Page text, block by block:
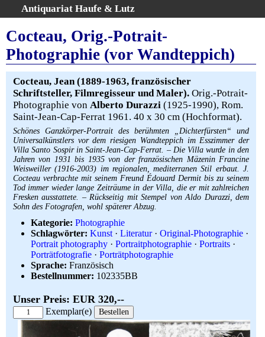
Antiquariat Haufe & Lutz
Home
Gesamtbestand
Erweiterte Suche
Kategorien
Schlagwörter
Warenkorb
AGB
Widerruf
Über uns
Aktuelle Kataloge
Kontakt
Ankauf
Links
Impressum
Cocteau, Orig.-Potrait-
Photographie (vor Wandteppich)
Cocteau, Jean (1889-1963, französischer
Schriftsteller, Filmregisseur und Maler). Orig.-Potrait-
Photographie von Alberto Durazzi (1925-1990), Rom.
Saint-Jean-Cap-Ferrat 1961. 40 x 30 cm (Hochformat).
Schönes Ganzkörper-Portrait des berühmten „Dichterfürsten“ und
Universalkünstlers vor dem riesigen Wandteppich im Esszimmer der
Villa Santo Sospir in Saint-Jean-Cap-Ferrat. – Die Villa wurde in den
Jahren von 1931 bis 1935 von der französischen Mäzenin Francine
Weisweiller (1916-2003) im regionalen, mediterranen Stil erbaut. J.
Cocteau verbrachte mit seinem Freund Édouard Dermit bis zu seinem
Tod immer wieder lange Zeiträume in der Villa, die er mit zahlreichen
Fresken ausstattete. – Rückseitig mit Stempel von Aldo Durazzi, dem
Sohn des Fotografen, wohl späterer Abzug.
Kategorie: Photographie
Schlagwörter: Kunst · Literatur· Original-Photographie ·
Portrait photography · Portraitphotographie · Portraits ·
Porträtfotografie · Porträtphotographie
Sprache: Französisch
Bestellnummer: 102335BB
Unser Preis: EUR 320,--
Exemplar(e)